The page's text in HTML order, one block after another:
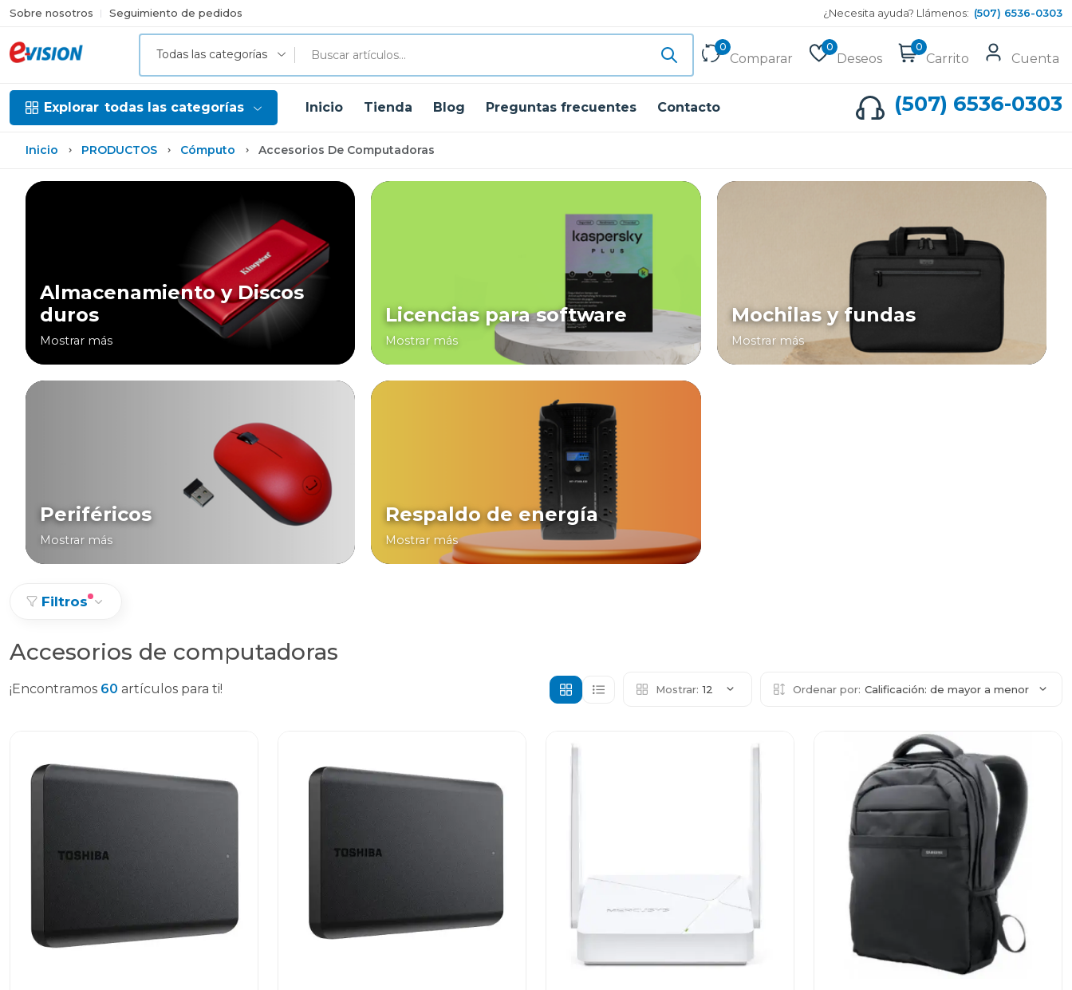
Sobre nosotros Seguimiento de pedidos ¿Necesita ayuda? Llámenos: (507) 6536-0303
Todas las categorías
0
Comparar
0
Deseos
0
Carrito Cuenta
Explorar todas las categorías Inicio Tienda Blog Preguntas frecuentes Contacto (507) 6536-0303
Inicio PRODUCTOS Cómputo Accesorios De Computadoras
Almacenamiento y Discos
duros
Mostrar más
Licencias para software
Mostrar más
Mochilas y fundas
Mostrar más
Periféricos
Mostrar más
Respaldo de energía
Mostrar más
Filtros
Accesorios de computadoras
¡Encontramos 60 artículos para ti! Mostrar: 12 Ordenar por: Calificación: de mayor a menor